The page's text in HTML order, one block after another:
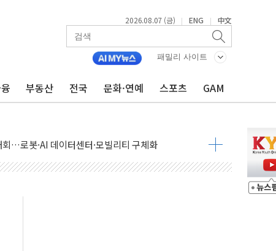
2026.08.07 (금) | ENG | 中文
패밀리 사이트
부동산 전국 문화·연예 스포츠 GAM
상승… "2분기 기업 순이익 21% 증가" 전망
온큐·도어대시↑ VS 샌디스크·피그마·앱러빈↓
대…상법·자본시장법 개정 논의"
긴급 안보 점검회의
무즈 재개방 기대에 강세